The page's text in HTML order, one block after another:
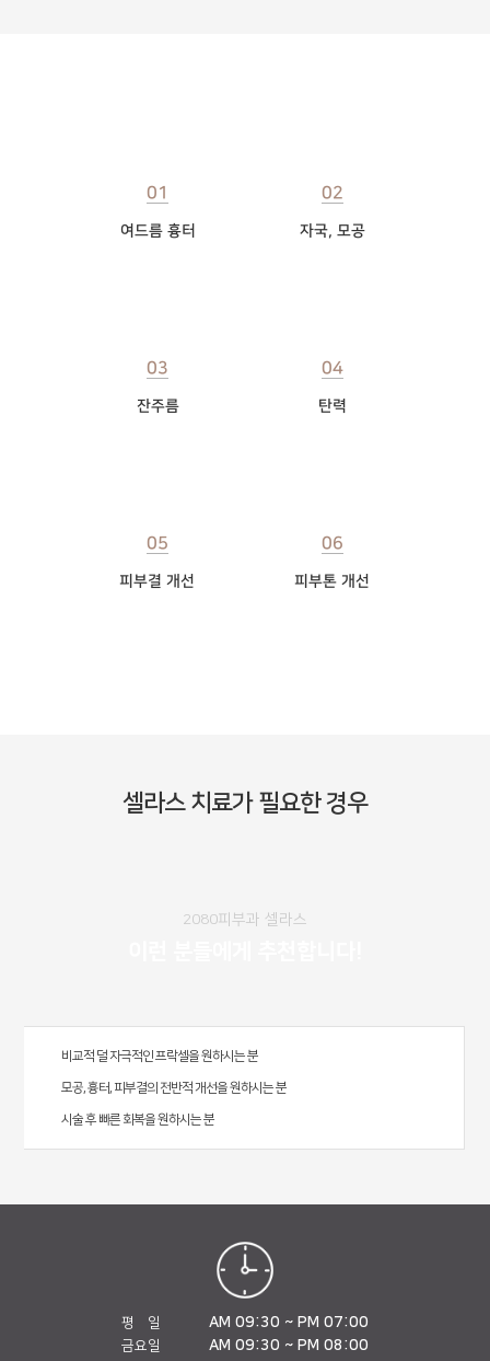
01
여드름 흉터
02
자국, 모공
03
잔주름
04
탄력
05
피부결 개선
06
피부톤 개선
셀라스 치료가 필요한 경우
2080피부과 셀라스
비교적 덜 자극적인 프락셀을 원하시는 분
모공, 흉터, 피부결의 전반적 개선을 원하시는 분
시술 후 빠른 회복을 원하시는 분
평 일 AM 09:30 ~ PM 07:00
금요일 AM 09:30 ~ PM 08:00